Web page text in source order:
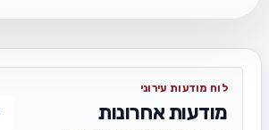
לוח מודעות עירוני
מודעות אחרונות